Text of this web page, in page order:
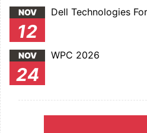
NOV
12
Dell Technologies
NOV
24
WPC 2026